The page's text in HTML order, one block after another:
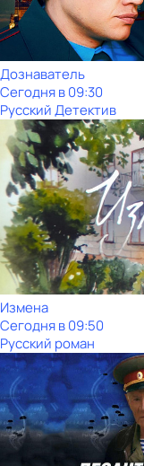
Дознаватель
Сегодня в 09:30
Русский Детектив
Измена
Сегодня в 09:50
Русский роман